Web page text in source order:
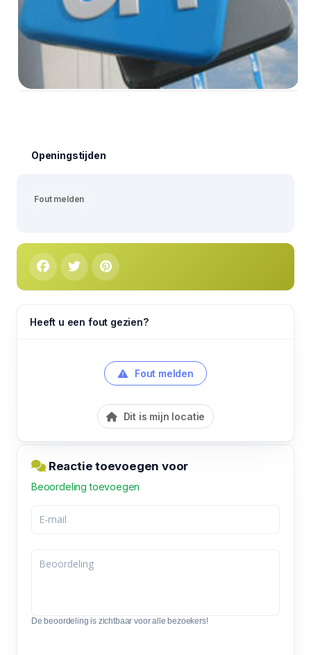
Openingstijden
Fout melden
Heeft u een fout gezien?
Fout melden
Dit is mijn locatie
Reactie toevoegen voor
Beoordeling toevoegen
De beoordeling is zichtbaar voor alle bezoekers!